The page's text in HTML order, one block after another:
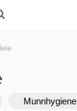
Munnhygiene